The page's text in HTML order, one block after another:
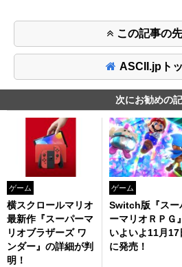
この記事の
ASCII.jpト
次にお勧めの
ゲーム
横スクロールマリオ
最新作『スーパーマ
リオブラザーズ ワ
ンダー』の詳細が判
明！
ゲーム
Switch版『スー
ーマリオＲＰＧ
いよいよ11月17
に発売！